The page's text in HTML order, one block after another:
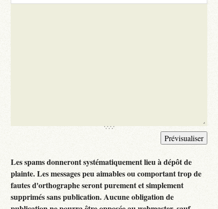
Les spams donneront systématiquement lieu à dépôt de
plainte. Les messages peu aimables ou comportant trop de
fautes d'orthographe seront purement et simplement
supprimés sans publication. Aucune obligation de